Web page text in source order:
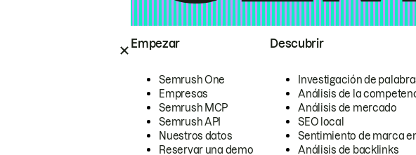
Empezar
Semrush One
Empresas
Semrush MCP
Semrush API
Nuestros datos
Reservar una demo
Descubrir
Investigación de
Análisis de la
Análisis de mercado
SEO local
Sentimiento de marca
Análisis de backlinks